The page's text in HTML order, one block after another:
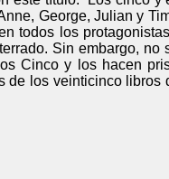
George, Julian y
todos los
Sin embargo, no
Cinco y los hacen
de los veinticinco libros